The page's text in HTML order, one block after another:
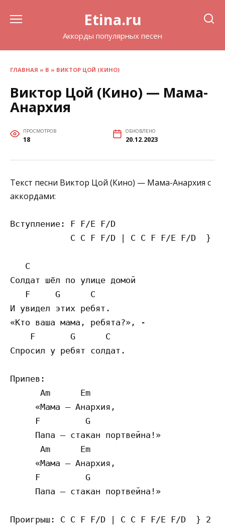
Etina.ru
Аккорды популярных песен
ГЛАВНАЯ » В » ВИКТОР ЦОЙ (КИНО)
Виктор Цой (Кино) — Мама-
Анархия
ПРОСМОТРОВ
18
ОБНОВЛЕНО
20.12.2023
Текст песни Виктор Цой (Кино) — Мама-Анархия с
аккордами:
Вступление: F F/E F/D
C C F F/D | C C F F/E F/D  } 2
   C
Солдат шёл по улице домой
   F     G      C
И увидел этих ребят.
«Кто ваша мама, ребята?», -
    F       G      C
Спросил у ребят солдат.
Припев:
      Am      Em
     «Мама – Анархия,
     F         G
     Папа – стакан портвейна!»
      Am      Em
     «Мама – Анархия,
     F         G
     Папа – стакан портвейна!»
Проигрыш: C C F F/D | C C F F/E F/D  } 2